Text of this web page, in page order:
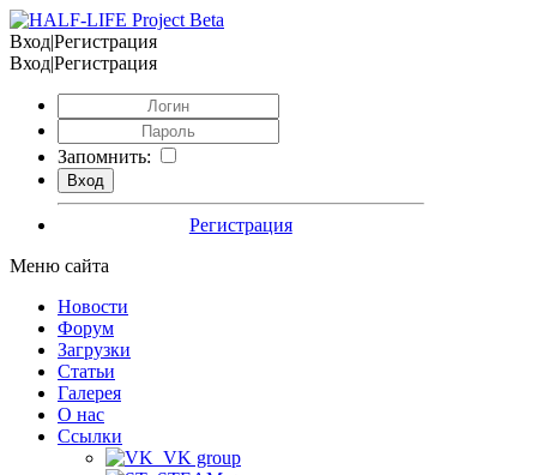
Вход|Регистрация
Вход|Регистрация
Запомнить:
Регистрация
Меню сайта
Новости
Форум
Загрузки
Статьи
Галерея
О нас
Ссылки
VK group